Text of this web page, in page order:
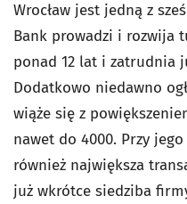
Wrocław jest jedną z
Bank prowadzi i rozwija
ponad 12 lat i zatrudnia
Dodatkowo niedawno
wiąże się z
nawet do 4000. Przy
również największa
już wkrótce siedziba